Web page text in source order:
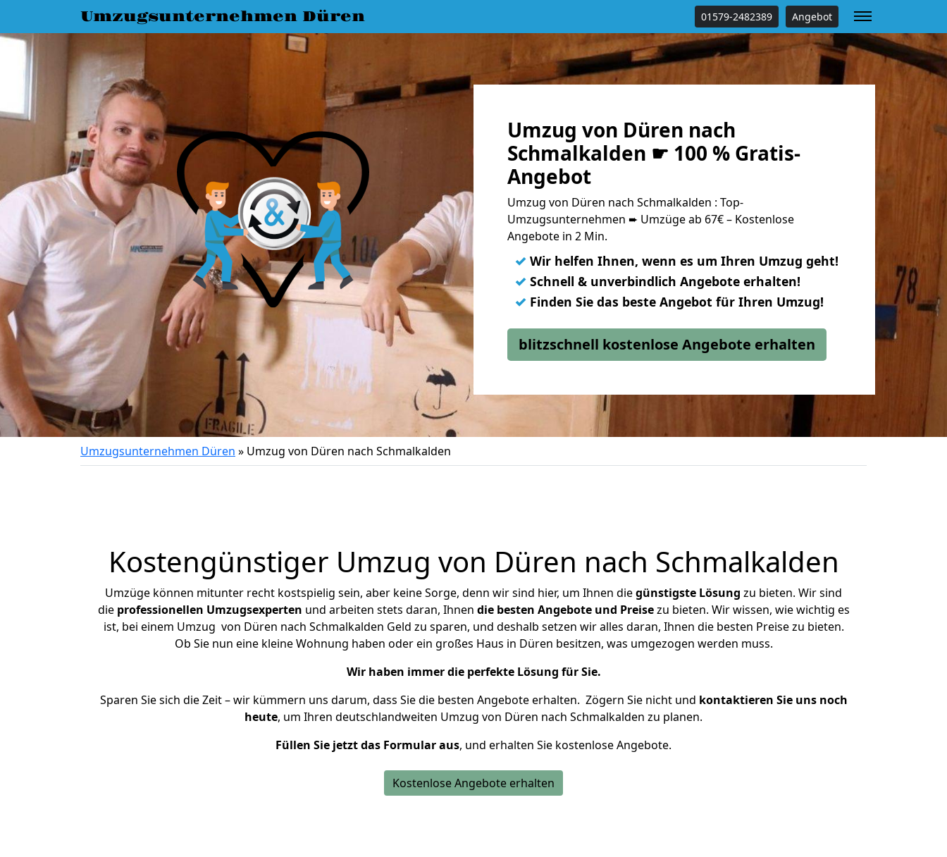
Umzugsunternehmen Düren 01579-2482389 Angebot
Umzug von Düren nach
Schmalkalden ☛ 100 % Gratis-
Angebot
Umzug von Düren nach Schmalkalden : Top-
Umzugsunternehmen ➨ Umzüge ab 67€ – Kostenlose
Angebote in 2 Min.
✓ Wir helfen Ihnen, wenn es um Ihren Umzug geht!
✓ Schnell & unverbindlich Angebote erhalten!
✓ Finden Sie das beste Angebot für Ihren Umzug!
blitzschnell kostenlose Angebote erhalten
Umzugsunternehmen Düren » Umzug von Düren nach Schmalkalden
Kostengünstiger Umzug von Düren nach Schmalkalden
Umzüge können mitunter recht kostspielig sein, aber keine Sorge, denn wir sind hier, um Ihnen diegünstigste Lösung zu bieten. Wir sind
die professionellen Umzugsexperten und arbeiten stets daran, Ihnen die besten Angebote und Preisezu bieten. Wir wissen, wie wichtig es
ist, bei einem Umzug von Düren nach Schmalkalden Geld zu sparen, und deshalb setzen wir alles daran, Ihnen die besten Preise zu bieten.
Ob Sie nun eine kleine Wohnung haben oder ein großes Haus in Düren besitzen, was umgezogen werden muss.
Wir haben immer die perfekte Lösung für Sie.
Sparen Sie sich die Zeit – wir kümmern uns darum, dass Sie die besten Angebote erhalten. Zögern Sie nicht und kontaktieren Sie uns noch
heute, um Ihren deutschlandweiten Umzug von Düren nach Schmalkalden zu planen.
Füllen Sie jetzt das Formular aus, und erhalten Sie kostenlose Angebote.
Kostenlose Angebote erhalten